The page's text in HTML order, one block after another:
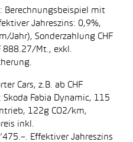
Berechnungsbeispiel mit
Jahreszins: 0,9%,
Jahr), Sonderzahlung CHF
888.27/Mt., exkl.
Cars, z.B. ab CHF
Fabia Dynamic, 115
122g CO2/km,
inkl.
Effektiver Jahreszins